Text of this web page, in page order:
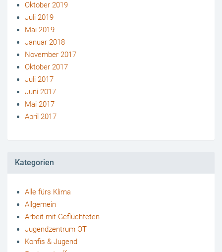
Oktober 2019
Juli 2019
Mai 2019
Januar 2018
November 2017
Oktober 2017
Juli 2017
Juni 2017
Mai 2017
April 2017
Kategorien
Alle fürs Klima
Allgemein
Arbeit mit Geflüchteten
Jugendzentrum OT
Konfis & Jugend